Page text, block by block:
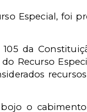
Especial, foi
da
Recurso
o cabimento